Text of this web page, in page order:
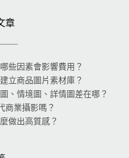
章
些因素會影響費用？
立商品圖片素材庫？
、情境圖、詳情圖差在哪？
商業攝影嗎？
做出高質感？